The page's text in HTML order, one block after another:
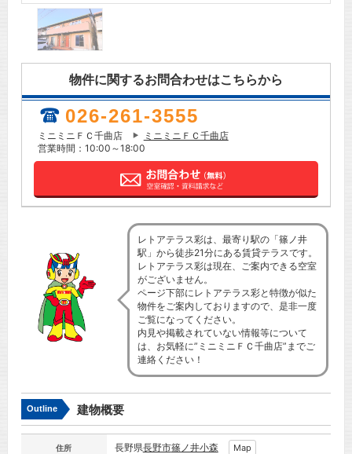
物件に関するお問合わせはこちらから
026-261-3555
ミニミニＦＣ千曲店
ミニミニＦＣ千曲店
営業時間：10:00～18:00
レトアテラス彩は、最寄り駅の「篠ノ井
駅」から徒歩21分にある賃貸テラスです。
レトアテラス彩は現在、ご案内できる空室
がございません。
ページ下部にレトアテラス彩と特徴が似た
物件をご案内しておりますので、是非一度
ご覧になってください。
内見や掲載されていない情報等について
は、お気軽に”ミニミニＦＣ千曲店”までご
連絡ください！
Outline 建物概要
住所 長野県長野市篠ノ井小森 Map